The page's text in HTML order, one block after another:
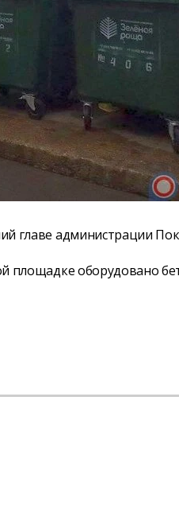
главе администрации
площадке оборудовано